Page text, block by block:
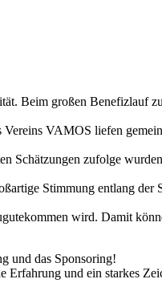
Beim großen Benefizlauf
VAMOS liefen
zufolge
Stimmung entlang
wird. Damit
und das Sponsoring!
und ein starkes